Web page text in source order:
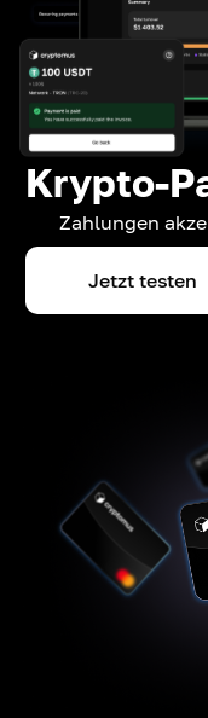
Krypto-
Zahlungen
Jetzt testen